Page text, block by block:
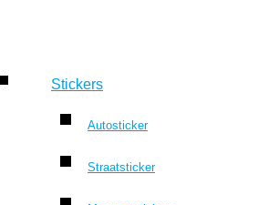
Stickers
Autosticker
Straatsticker